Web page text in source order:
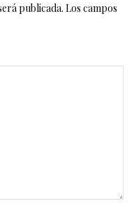
publicada. Los campos